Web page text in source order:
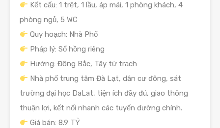
Kết cấu: 1 trệt, 1 lầu, áp mái, 1 phòng khách, 4
phòng ngủ, 5 WC
Quy hoạch: Nhà Phố
Pháp lý: Sổ hồng riêng
Hướng: Đông Bắc, Tây tứ trạch
Nhà phố trung tâm Đà Lạt, dân cư đông, sát
trường đại học DaLat, tiện ích đầy đủ, giao thông
thuận lợi, kết nối nhanh các tuyến đường chính.
Giá bán: 8.9 TỶ